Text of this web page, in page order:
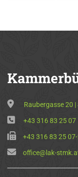
Raubergasse 20
+43 316 83 25 07
+43 316 83 25
office@lak-